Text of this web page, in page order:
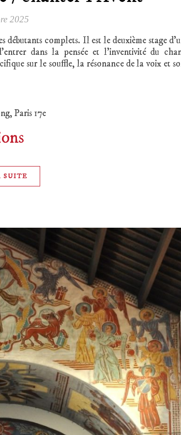
2025
complets. Il est le deuxième stage
dans la pensée et l’inventivité du
sur le souffle, la résonance de la voix et
Paris 17e
SUITE